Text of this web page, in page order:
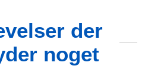
der
noget